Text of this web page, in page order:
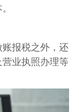
报税之外，还
业执照办理等